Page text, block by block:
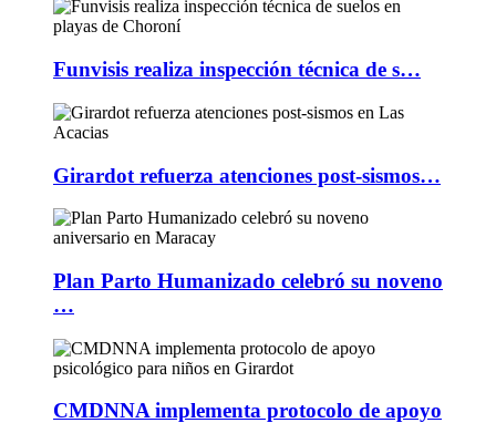
Funvisis realiza inspección técnica de s…
Girardot refuerza atenciones post-sismos…
Plan Parto Humanizado celebró su noveno
…
CMDNNA implementa protocolo de apoyo